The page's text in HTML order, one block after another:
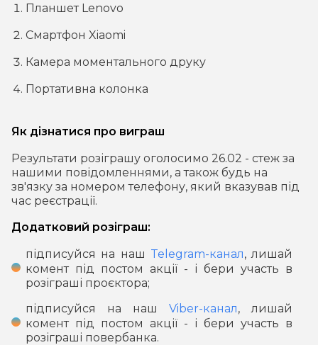
Планшет Lenovo
Смартфон Xiaomi
Камера моментального друку
Портативна колонка
Як дізнатися про виграш
Результати розіграшу оголосимо 26.02 - стеж за
нашими повідомленнями, а також будь на
зв'язку за номером телефону, який вказував під
час реєстрації.
Додатковий розіграш:
підписуйся на наш Telegram-канал, лишай
комент під постом акції - і бери участь в
розіграші проєктора;
підписуйся на наш Viber-канал, лишай
комент під постом акції - і бери участь в
розіграші повербанка.